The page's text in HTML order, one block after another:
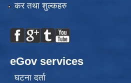
कर तथा शुल्कहरु
eGov services
घटना दर्ता